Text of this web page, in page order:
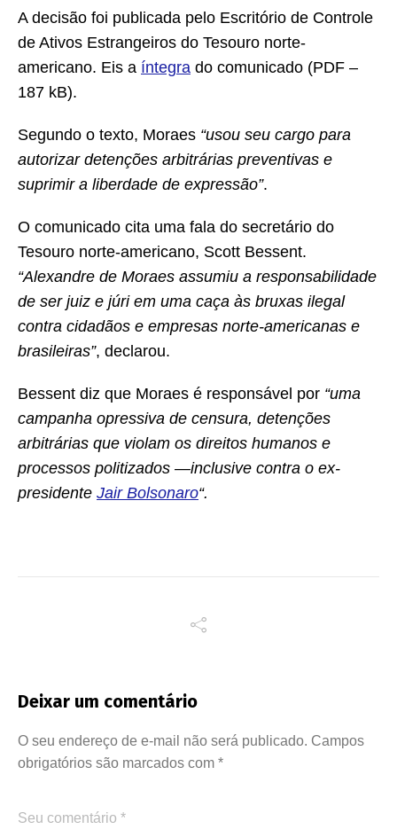
A decisão foi publicada pelo Escritório de Controle
de Ativos Estrangeiros do Tesouro norte-
americano. Eis a íntegra do comunicado (PDF –
187 kB).
Segundo o texto, Moraes “usou seu cargo para
autorizar detenções arbitrárias preventivas e
suprimir a liberdade de expressão”.
O comunicado cita uma fala do secretário do
Tesouro norte-americano, Scott Bessent.
“Alexandre de Moraes assumiu a responsabilidade
de ser juiz e júri em uma caça às bruxas ilegal
contra cidadãos e empresas norte-americanas e
brasileiras”, declarou.
Bessent diz que Moraes é responsável por “uma
campanha opressiva de censura, detenções
arbitrárias que violam os direitos humanos e
processos politizados —inclusive contra o ex-
presidente Jair Bolsonaro“.
Deixar um comentário
O seu endereço de e-mail não será publicado. Campos
obrigatórios são marcados com *